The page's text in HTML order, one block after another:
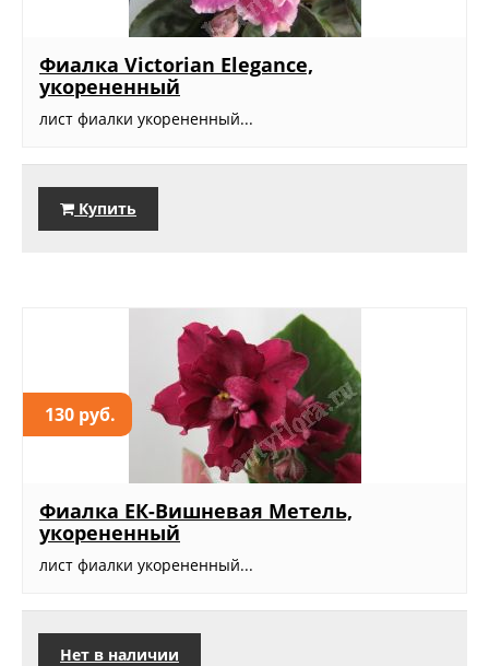
Фиалка Victorian Elegance,
укорененный
лист фиалки укорененный...
Купить
130 руб.
Фиалка ЕК-Вишневая Метель,
укорененный
лист фиалки укорененный...
Нет в наличии